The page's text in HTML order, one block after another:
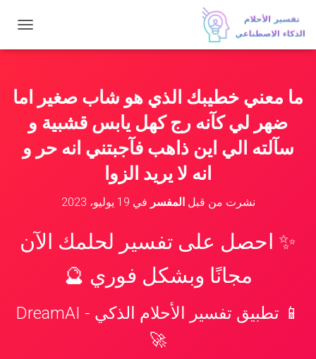
ب
ا
ق
ما معني خطيبك الذي هو شاب صغير اما
ضهر لي كآنه رج كهل يابس قشبية و
سآلته الي اين ذاهب فآجبتني انه حر و
انه لا يريد الزوا
نشرت من قبلالمفسر في 19 يوليو، 2023
✨ احصل على تفسير لحلمك الآن
مجانًا وبشكل فوري 🔮
📱 تطبيق تفسير الأحلام الذكي - DreamAI
🚀